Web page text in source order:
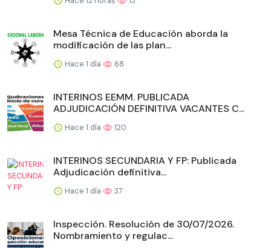
Mesa Técnica de Educación aborda la
modificación de las plan...
Hace 1 día 68
INTERINOS EEMM. PUBLICADA
ADJUDICACIÓN DEFINITIVA VACANTES C...
Hace 1 día 120
INTERINOS SECUNDARIA Y FP: Publicada
Adjudicación definitiva...
Hace 1 día 37
Inspección. Resolución de 30/07/2026.
Nombramiento y regulac...